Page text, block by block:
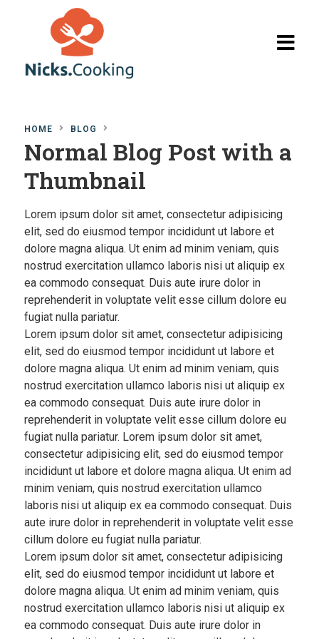
Recipes
The Blog
My Account
HOME BLOG
Normal Blog Post with a
Thumbnail
Lorem ipsum dolor sit amet, consectetur adipisicing
elit, sed do eiusmod tempor incididunt ut labore et
dolore magna aliqua. Ut enim ad minim veniam, quis
nostrud exercitation ullamco laboris nisi ut aliquip ex
ea commodo consequat. Duis aute irure dolor in
reprehenderit in voluptate velit esse cillum dolore eu
fugiat nulla pariatur.
Lorem ipsum dolor sit amet, consectetur adipisicing
elit, sed do eiusmod tempor incididunt ut labore et
dolore magna aliqua. Ut enim ad minim veniam, quis
nostrud exercitation ullamco laboris nisi ut aliquip ex
ea commodo consequat. Duis aute irure dolor in
reprehenderit in voluptate velit esse cillum dolore eu
fugiat nulla pariatur. Lorem ipsum dolor sit amet,
consectetur adipisicing elit, sed do eiusmod tempor
incididunt ut labore et dolore magna aliqua. Ut enim ad
minim veniam, quis nostrud exercitation ullamco
laboris nisi ut aliquip ex ea commodo consequat. Duis
aute irure dolor in reprehenderit in voluptate velit esse
cillum dolore eu fugiat nulla pariatur.
Lorem ipsum dolor sit amet, consectetur adipisicing
elit, sed do eiusmod tempor incididunt ut labore et
dolore magna aliqua. Ut enim ad minim veniam, quis
nostrud exercitation ullamco laboris nisi ut aliquip ex
ea commodo consequat. Duis aute irure dolor in